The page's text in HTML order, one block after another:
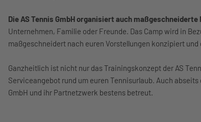
Die AS Tennis GmbH organisiert auch
Unternehmen, Familie oder Freunde. Das Camp wird in
maßgeschneidert nach euren Vorstellungen konzipiert
Ganzheitlich ist nicht nur das Trainingskonzept der AS
Serviceangebot rund um euren Tennisurlaub. Auch
GmbH und ihr Partnetzwerk bestens betreut.